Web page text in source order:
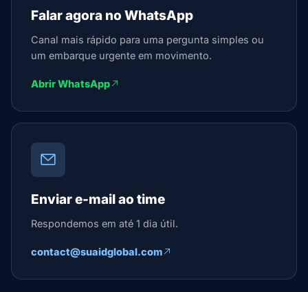
Falar agora no WhatsApp
Canal mais rápido para uma pergunta simples ou
um embarque urgente em movimento.
Abrir WhatsApp
Enviar e-mail ao time
Respondemos em até 1 dia útil.
contact@suaidglobal.com